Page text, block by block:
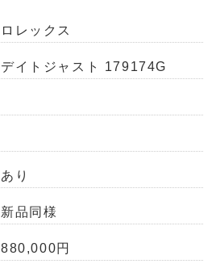
ロレックス
デイトジャスト 179174G
あり
新品同様
880,000円